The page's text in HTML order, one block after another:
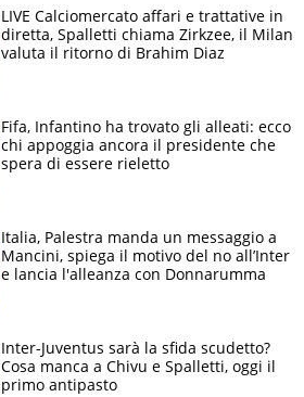
LIVE Calciomercato affari e trattative in
diretta, Spalletti chiama Zirkzee, il Milan
valuta il ritorno di Brahim Diaz
Fifa, Infantino ha trovato gli alleati: ecco
chi appoggia ancora il presidente che
spera di essere rieletto
Italia, Palestra manda un messaggio a
Mancini, spiega il motivo del no all’Inter
e lancia l'alleanza con Donnarumma
Inter-Juventus sarà la sfida scudetto?
Cosa manca a Chivu e Spalletti, oggi il
primo antipasto